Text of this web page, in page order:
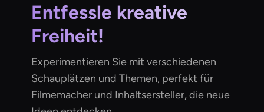
Entfessle kreative
Freiheit!
Experimentieren Sie mit verschiedenen
Schauplätzen und Themen, perfekt für
Filmemacher und Inhaltsersteller, die neue